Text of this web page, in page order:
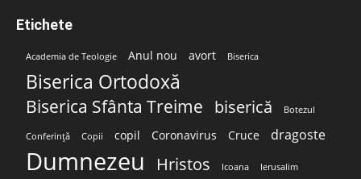
Etichete
Academia de Teologie Anul nou avort Biserica
Biserica Ortodoxă
Biserica Sfânta Treime biserică Botezul
Conferință Copii copil Coronavirus Cruce dragoste
Dumnezeu Hristos Icoana Ierusalim